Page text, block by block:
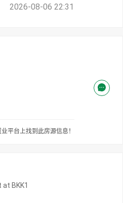
2026-08-06 22:31
平台上找到此房源信息！
BKK1